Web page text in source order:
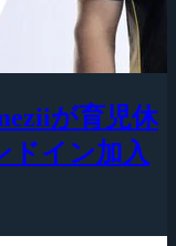
が育児休
ドイン加入